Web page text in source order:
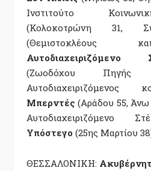
Ινστιτούτο
(Κολοκοτρώνη 31,
(Θεμιστοκλέους
(Ζωοδόχου Πηγής
Αυτοδιαχειριζόμενος
Μπερντές(Aράδου 55, Άνω
Αυτοδιαχειριζόμενο
Υπόστεγο (25ης Μαρτίου
ΘΕΣΣΑΛΟΝΙΚΗ: